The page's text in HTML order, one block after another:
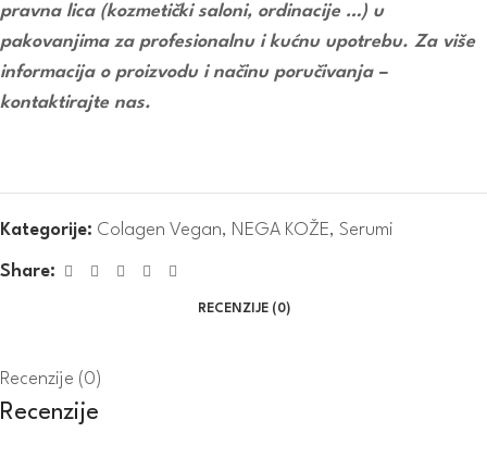
pravna lica (kozmetički saloni, ordinacije …) u
pakovanjima za profesionalnu i kućnu upotrebu. Za više
informacija o proizvodu i načinu poručivanja –
kontaktirajte nas.
Kategorije: Colagen Vegan, NEGA KOŽE, Serumi
Share:
RECENZIJE (0)
Recenzije (0)
Recenzije